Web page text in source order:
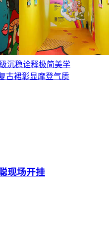
沉稳诠释极简美学
古裙彰显摩登气质
现场开挂